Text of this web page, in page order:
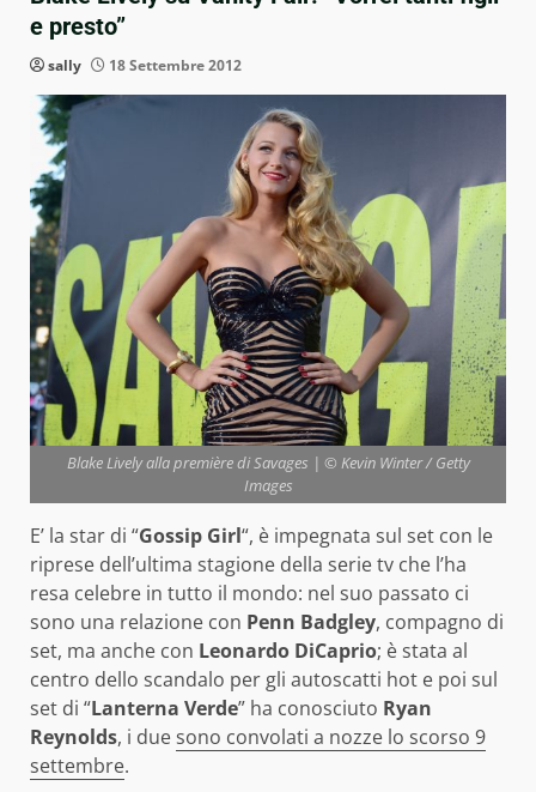
e presto”
sally 18 Settembre 2012
Blake Lively alla première di Savages | © Kevin Winter / Getty
Images
E’ la star di “Gossip Girl“, è impegnata sul set con le
riprese dell’ultima stagione della serie tv che l’ha
resa celebre in tutto il mondo: nel suo passato ci
sono una relazione con Penn Badgley, compagno di
set, ma anche con Leonardo DiCaprio; è stata al
centro dello scandalo per gli autoscatti hot e poi sul
set di “Lanterna Verde” ha conosciuto Ryan
Reynolds, i duesono convolati a nozze lo scorso 9
settembre.